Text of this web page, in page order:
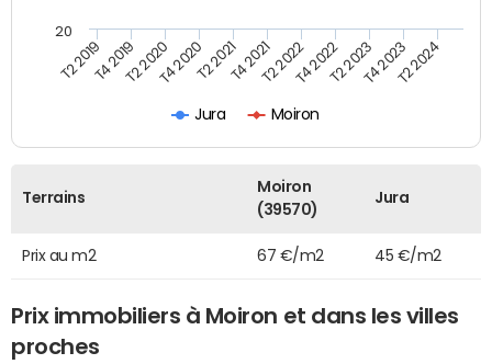
Jura Moiron
T2 2019T4 2019T2 2020T4 2020T2 2021T4 2021T2 2022T4 2022T2 2023T4 2023T2 2024
20
Terrains
Moiron
(39570)
Jura
Prix au m2 67 €/m2 45 €/m2
Prix immobiliers à Moiron et dans les villes
proches